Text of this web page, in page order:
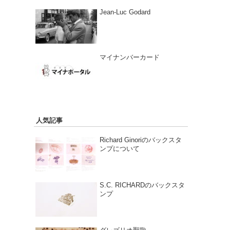
Jean-Luc Godard
マイナンバーカード
人気記事
Richard Ginoriのバックスタ
ンプについて
S.C. RICHARDのバックスタ
ンプ